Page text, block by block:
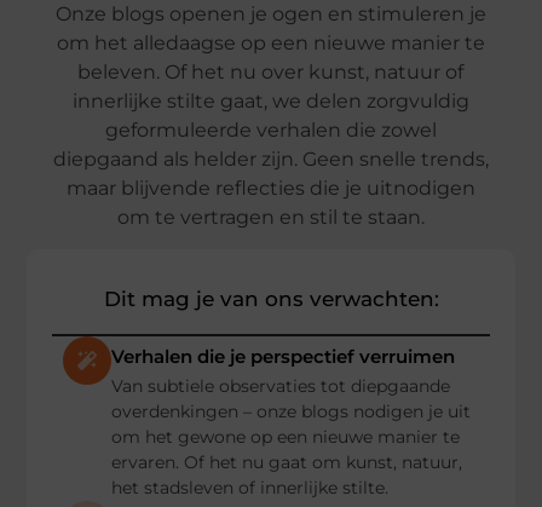
Onze blogs openen je ogen en stimuleren je
om het alledaagse op een nieuwe manier te
beleven. Of het nu over kunst, natuur of
innerlijke stilte gaat, we delen zorgvuldig
geformuleerde verhalen die zowel
diepgaand als helder zijn. Geen snelle trends,
maar blijvende reflecties die je uitnodigen
om te vertragen en stil te staan.
Dit mag je van ons verwachten:
Verhalen die je perspectief verruimen
Van subtiele observaties tot diepgaande
overdenkingen – onze blogs nodigen je uit
om het gewone op een nieuwe manier te
ervaren. Of het nu gaat om kunst, natuur,
het stadsleven of innerlijke stilte.